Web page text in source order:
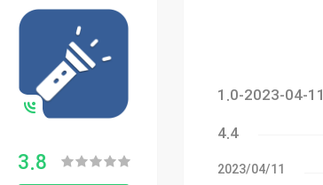
1.0-2023-04-11
4.4
11‏/04‏/2023
3.8